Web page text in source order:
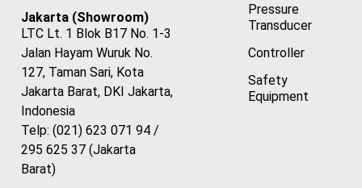
Jakarta (Showroom)
LTC Lt. 1 Blok B17 No. 1-3
Jalan Hayam Wuruk No.
127, Taman Sari, Kota
Jakarta Barat, DKI Jakarta,
Indonesia
Telp: (021) 623 071 94 /
295 625 37 (Jakarta
Barat)
Pressure
Transducer
Controller
Safety
Equipment